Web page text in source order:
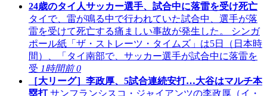
24歳のタイ人サッカー選手、試合中に落雷を受け死亡
タイで、雷が鳴る中で行われていた試合中、選手が落
雷を受けて死亡する痛ましい事故が発生した。 シンガ
ポール紙「ザ・ストレーツ・タイムズ」は5日（日本時
間）、「タイ南部で、サッカー選手が試合中に落雷を
受 1時間前 0
［大リーグ］李政厚、5試合連続安打…大谷はマルチ本
塁打 サンフランシスコ・ジャイアンツの李政厚（イ・